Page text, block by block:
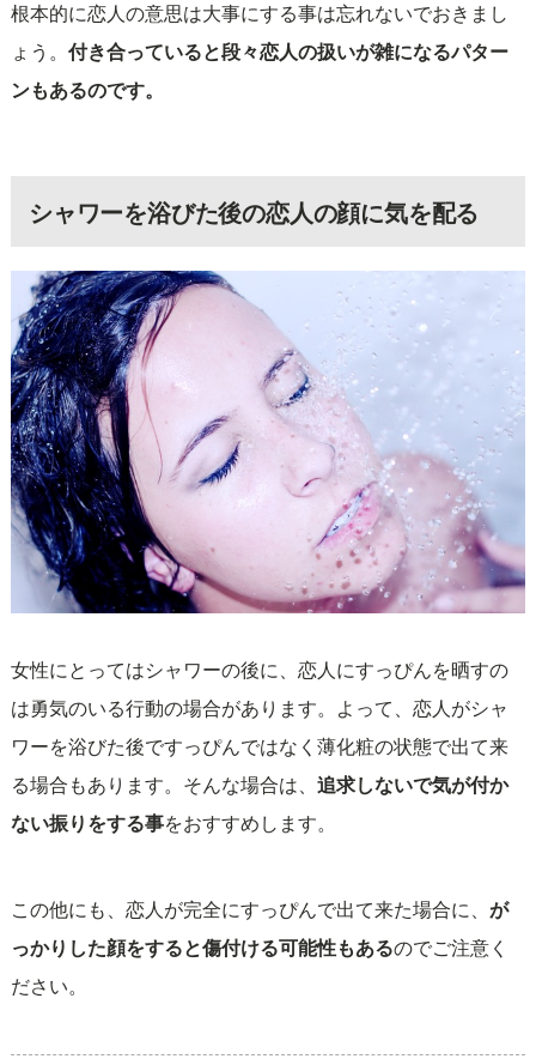
根本的に恋人の意思は大事にする事は忘れないでおきまし
ょう。 付き合っていると段々恋人の扱いが雑になるパター
ンもあるのです。
シャワーを浴びた後の恋人の顔に気を配る
女性にとってはシャワーの後に、恋人にすっぴんを晒すの
は勇気のいる行動の場合があります。よって、恋人がシャ
ワーを浴びた後ですっぴんではなく薄化粧の状態で出て来
る場合もあります。そんな場合は、 追求しないで気が付か
ない振りをする事をおすすめします。
この他にも、恋人が完全にすっぴんで出て来た場合に、 が
っかりした顔をすると傷付ける可能性もあるのでご注意く
ださい。